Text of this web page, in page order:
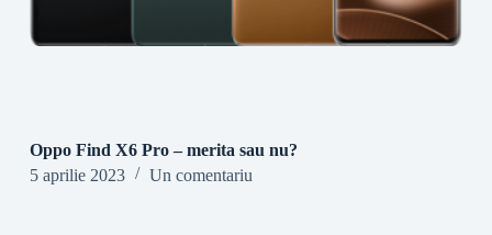
Oppo Find X6 Pro – merita sau nu?
5 aprilie 2023
Un comentariu